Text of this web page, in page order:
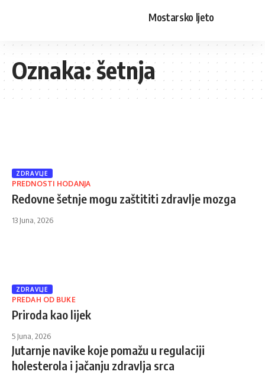
Mostarsko ljeto
Oznaka:šetnja
ZDRAVLJE
PREDNOSTI HODANJA
Redovne šetnje mogu zaštititi zdravlje mozga
13 Juna, 2026
ZDRAVLJE
PREDAH OD BUKE
Priroda kao lijek
5 Juna, 2026
Jutarnje navike koje pomažu u regulaciji
holesterola i jačanju zdravlja srca